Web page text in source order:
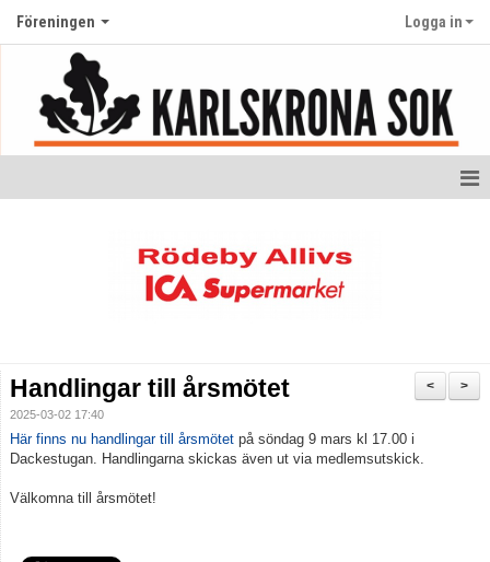
Föreningen Logga in
Anmälan klubbaktiviteter
Föreningsuppgifter och öppna dokument
Grafisk profil
>
<
Handlingar till årsmötet
2025-03-02 17:40
Här finns nu handlingar till årsmötet på söndag 9 mars kl 17.00 i
Dackestugan. Handlingarna skickas även ut via medlemsutskick.
Välkomna till årsmötet!